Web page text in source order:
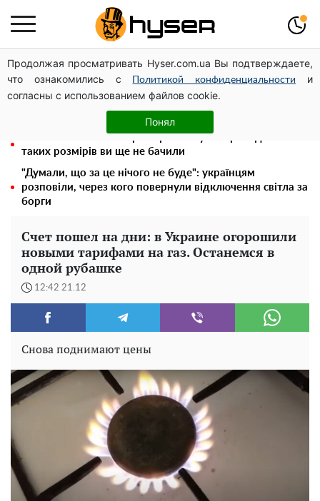
Продолжая просматривать Hyser.com.ua Вы подтверждаете,
что ознакомились с
Политикой конфиденциальности
и
согласны с использованием файлов cookie.
Понял
Місяць без світла, лютий холод та комунальні платежі
на тисячі гривень: народ "ламають" у відключення
Гола Олена Тополя у цікавих позах змусила відвисати
щелепи: злив відео – було лише початком
таких розмірів ви ще не бачили
"Думали, що за це нічого не буде": українцям
розповіли, через кого повернули відключення світла за
борги
Счет пошел на дни: в Украине огорошили
новыми тарифами на газ. Останемся в
одной рубашке
12:42 21.12
Снова поднимают цены